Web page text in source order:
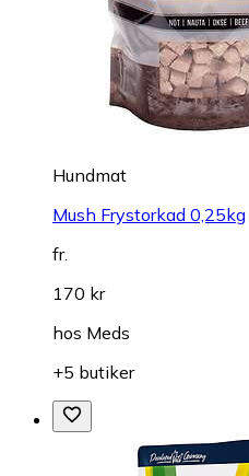
Hundmat
Mush Frystorkad 0,25kg
fr.
170 kr
hos Meds
+5 butiker